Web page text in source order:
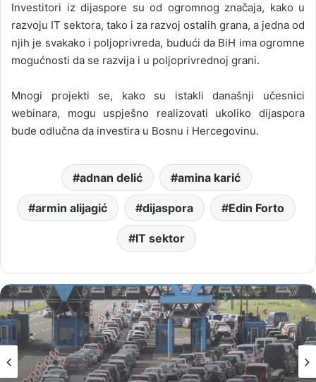
Investitori iz dijaspore su od ogromnog značaja, kako u
razvoju IT sektora, tako i za razvoj ostalih grana, a jedna od
njih je svakako i poljoprivreda, budući da BiH ima ogromne
mogućnosti da se razvija i u poljoprivrednoj grani.
Mnogi projekti se, kako su istakli današnji učesnici
webinara, mogu uspješno realizovati ukoliko dijaspora
bude odlučna da investira u Bosnu i Hercegovinu.
adnan delić amina karić
armin alijagić dijaspora Edin Forto
IT sektor
BiH
15 hours ranije